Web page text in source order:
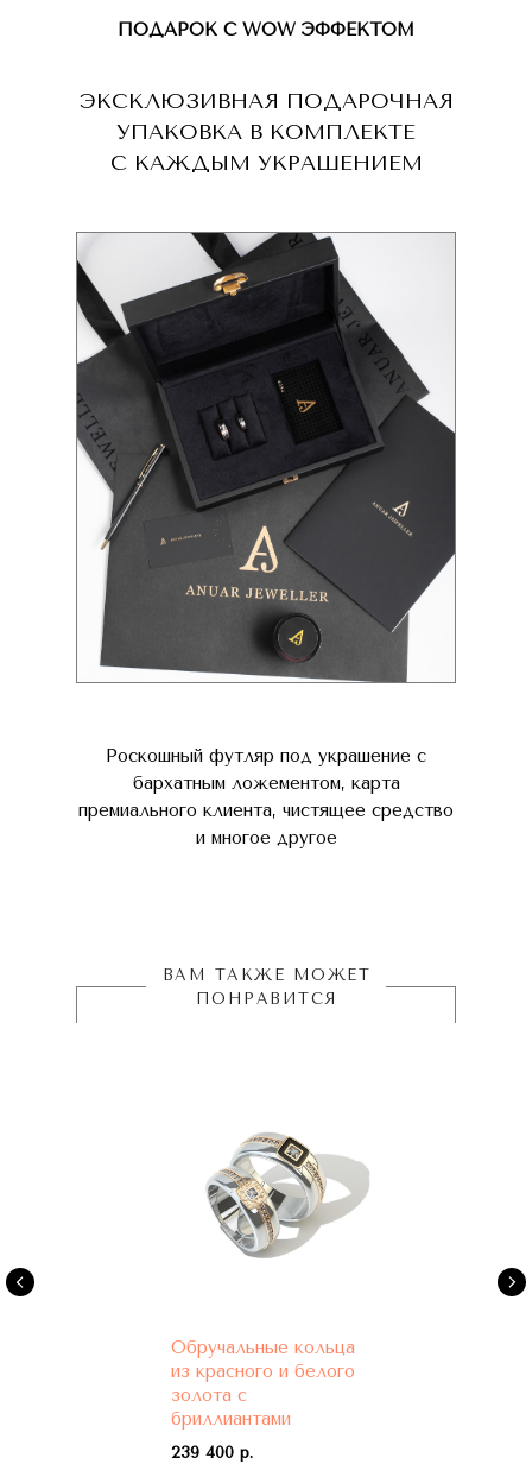
ЭКСКЛЮЗИВНАЯ ПОДАРОЧНАЯ
УПАКОВКА В КОМПЛЕКТЕ
С КАЖДЫМ УКРАШЕНИЕМ
Роскошный футляр под украшение с
бархатным ложементом, карта
премиального клиента, чистящее средство
и многое другое
ПОДАРОК С WOW ЭФФЕКТОМ
ВАМ ТАКЖЕ МОЖЕТ
ПОНРАВИТСЯ
Обручальные кольца
из красного и белого
золота с
бриллиантами
239 400 р.